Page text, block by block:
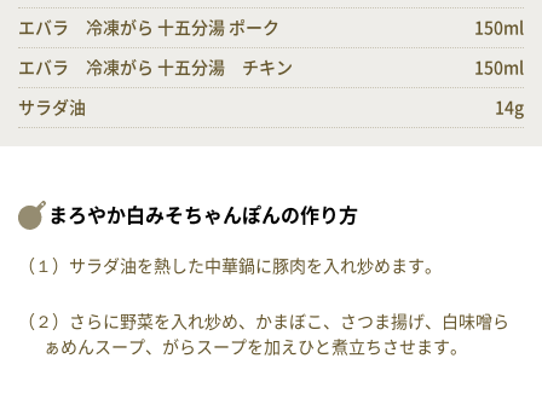
エバラ 冷凍がら 十五分湯 ポーク 150ml
エバラ 冷凍がら 十五分湯 チキン 150ml
サラダ油 14g
まろやか白みそちゃんぽんの作り方
（１）サラダ油を熱した中華鍋に豚肉を入れ炒めます。
（２）さらに野菜を入れ炒め、かまぼこ、さつま揚げ、白味噌ら
ぁめんスープ、がらスープを加えひと煮立ちさせます。